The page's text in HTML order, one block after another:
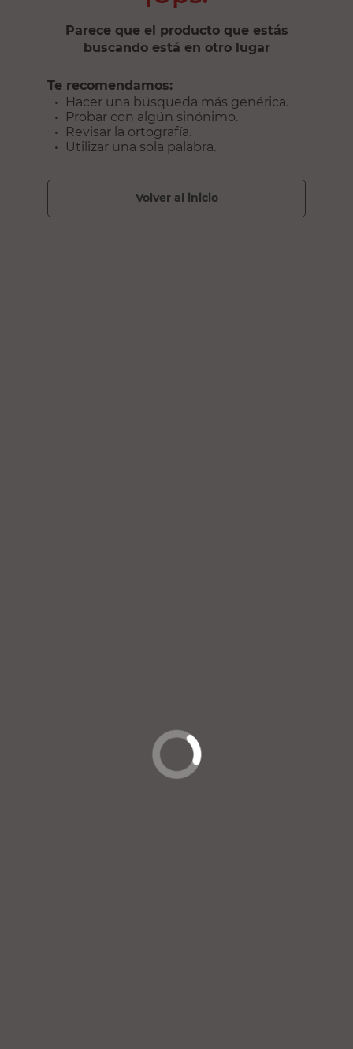
Parece que el producto que estás
buscando está en otro lugar
Te recomendamos:
Hacer una búsqueda más genérica.
Probar con algún sinónimo.
Revisar la ortografía.
Utilizar una sola palabra.
volver al inicio